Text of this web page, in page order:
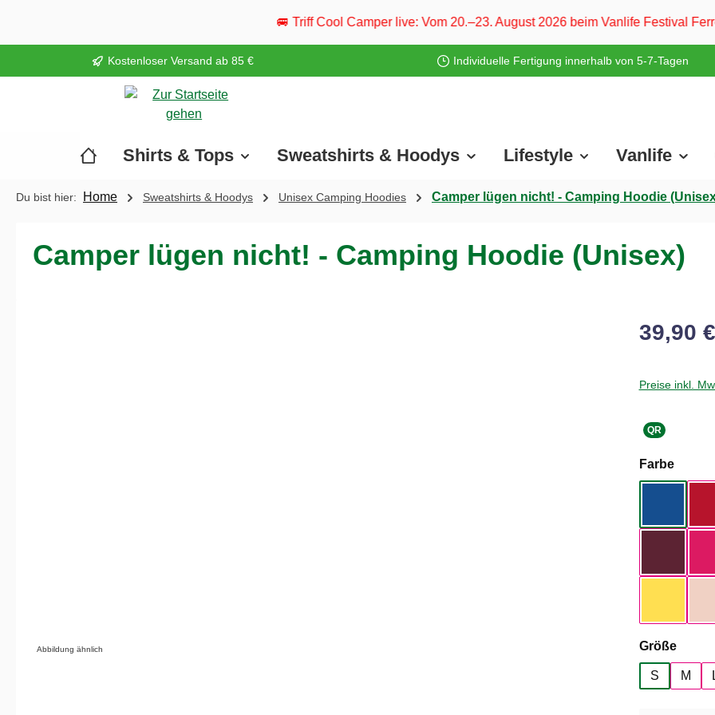
🚐 Triff Cool Camper live: Vom 20.–23. August 2026 beim Vanlife Festival Ferropolis und vom
Kostenloser Versand ab 85 € Individuelle Fertigung innerhalb von 5-7-Tagen
Shirts & Tops Sweatshirts & Hoodys Lifestyle Vanlife
Du bist hier: Home Sweatshirts & Hoodys Unisex Camping Hoodies Camper lügen nicht! - Camping Hoodie
Camper lügen nicht! - Camping Hoodie (Unisex)
Abbildung ähnlich
39,90 €
Preise inkl.
QR
Farbe
Größe
S M